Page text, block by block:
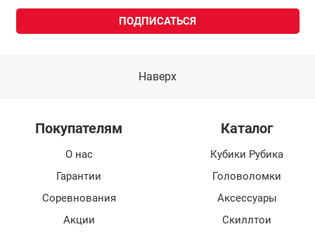
Наверх
Покупателям
О нас
Гарантии
Соревнования
Акции
Каталог
Кубики Рубика
Головоломки
Аксессуары
Скиллтои